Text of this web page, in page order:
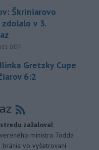
Škriniarovo
v 3.
6:04
Gretzky Cupe
6:2
zažaloval
ministra Todda
bránia vo vyšetrovaní